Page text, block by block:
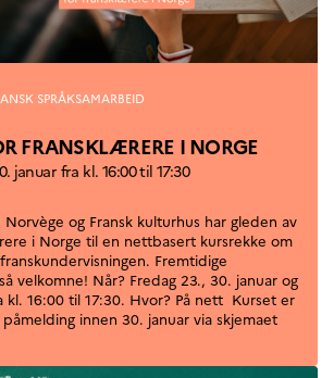
SPRÅKSAMARBEID
FRANSKLÆRERE I NORGE
januar fra kl. 16:00 til 17:30
og Fransk kulturhus har gleden av
i Norge til en nettbasert kursrekke om
Fremtidige
velkomne! Når? Fredag 23., 30. januar og
16:00 til 17:30. Hvor? På nett Kurset er
innen 30. januar via skjemaet